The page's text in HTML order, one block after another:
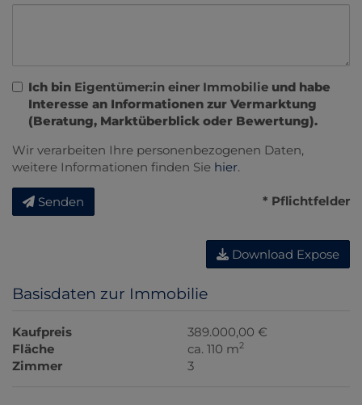
Ich bin Eigentümer:in einer Immobilie und habe
Interesse an Informationen zur Vermarktung
(Beratung, Marktüberblick oder Bewertung).
Wir verarbeiten Ihre personenbezogenen Daten,
weitere Informationen finden Sie hier.
Senden * Pflichtfelder
Download Expose
Basisdaten zur Immobilie
Kaufpreis
389.000,00 €
Fläche
ca. 110 m2
Zimmer 3